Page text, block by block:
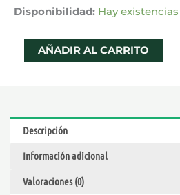
Disponibilidad: Hay existencias
CARTUCHO
LUXE
VAPORESSO
AÑADIR AL CARRITO
Descripción
Información adicional
Valoraciones (0)